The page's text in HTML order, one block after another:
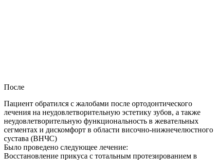
После
Пациент обратился с жалобами после ортодонтического
лечения на неудовлетворительную эстетику зубов, а также
неудовлетворительную функциональность в жевательных
сегментах и дискомфорт в области височно-нижнечелюстного
сустава (ВНЧС)
Было проведено следующее лечение:
Восстановление прикуса с тотальным протезированием в